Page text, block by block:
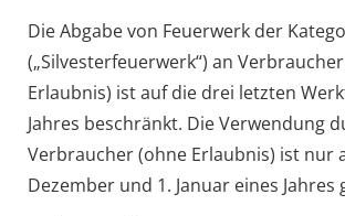
Die Abgabe von Feuerwerk der
(„Silvesterfeuerwerk“) an
Erlaubnis) ist auf die drei letzten
Jahres beschränkt. Die Verwendung
Verbraucher (ohne Erlaubnis) ist nur
Dezember und 1. Januar eines Jahres